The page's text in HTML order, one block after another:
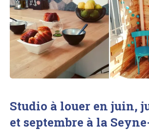
Studio à louer en juin,
et septembre à la